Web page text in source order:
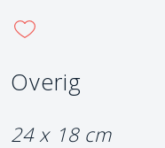
Overig
24 x 18 cm